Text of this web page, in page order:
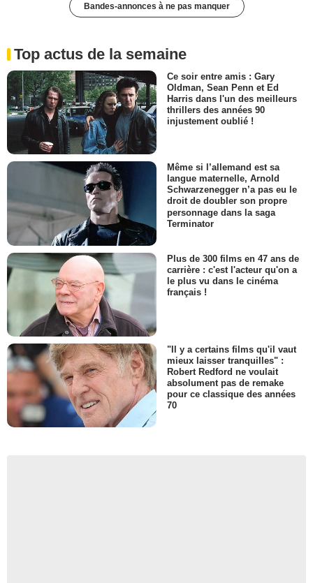
Bandes-annonces à ne pas manquer
Top actus de la semaine
Ce soir entre amis : Gary
Oldman, Sean Penn et Ed
Harris dans l'un des meilleurs
thrillers des années 90
injustement oublié !
Même si l’allemand est sa
langue maternelle, Arnold
Schwarzenegger n’a pas eu le
droit de doubler son propre
personnage dans la saga
Terminator
Plus de 300 films en 47 ans de
carrière : c'est l'acteur qu'on a
le plus vu dans le cinéma
français !
"Il y a certains films qu'il vaut
mieux laisser tranquilles" :
Robert Redford ne voulait
absolument pas de remake
pour ce classique des années
70